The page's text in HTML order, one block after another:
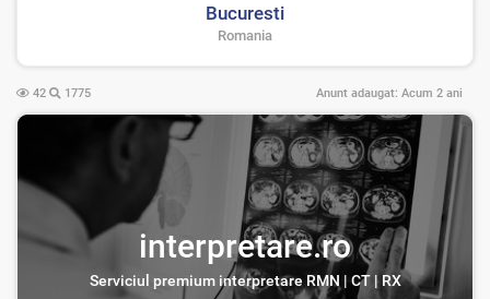
Bucuresti
Romania
42 1775 Anunt adaugat: Acum 2 ani
interpretare.ro
Serviciul premium interpretare RMN | CT | RX